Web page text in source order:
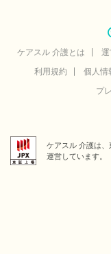
ケアスル 介護とは
利用規約
個人情
プ
ケアスル 介護は
運営しています。